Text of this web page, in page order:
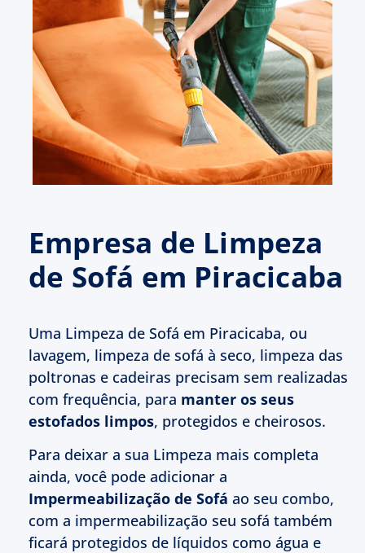
Empresa de Limpeza
de Sofá em Piracicaba
Uma Limpeza de Sofá em Piracicaba, ou
lavagem, limpeza de sofá à seco, limpeza das
poltronas e cadeiras precisam sem realizadas
com frequência, para manter os seus
estofados limpos, protegidos e cheirosos.
Para deixar a sua Limpeza mais completa
ainda, você pode adicionar a
Impermeabilização de Sofá ao seu combo,
com a impermeabilização seu sofá também
ficará protegidos de líquidos como água e